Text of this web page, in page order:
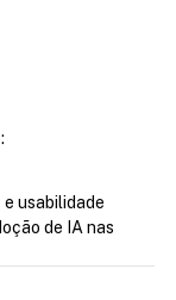
usabilidade
de IA nas